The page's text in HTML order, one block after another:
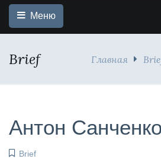
Меню
Brief Главная
Антон Санченко
Brief